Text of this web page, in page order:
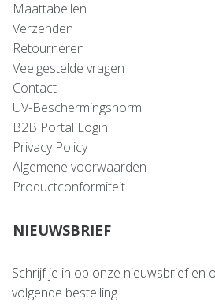
Maattabellen
Verzenden
Retourneren
Veelgestelde vragen
Contact
UV-Beschermingsnorm
B2B Portal Login
Privacy Policy
Algemene voorwaarden
Productconformiteit
NIEUWSBRIEF
Schrijf je in op onze nieuwsbrief en
volgende bestelling